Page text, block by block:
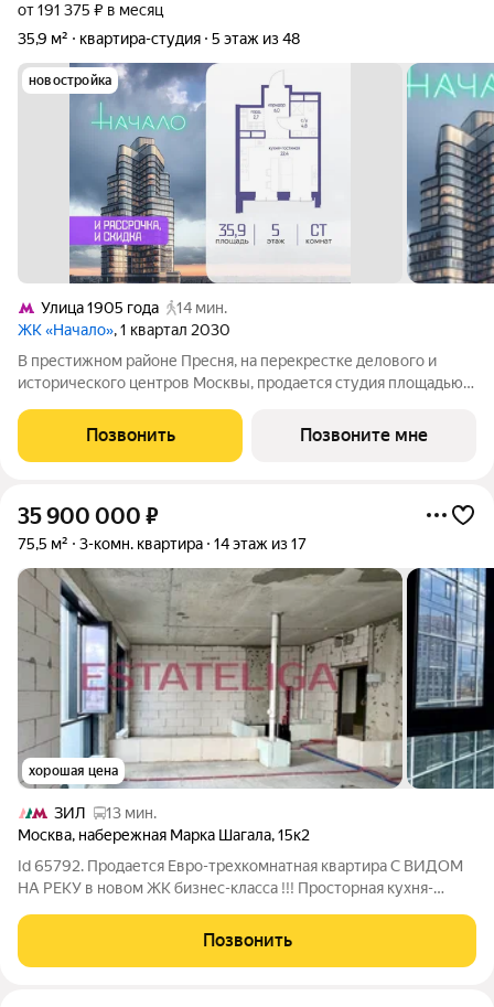
от 191 375 ₽ в месяц
35,9 м²
квартира-студия 5 этаж из 48
новостройка
Улица 1905 года
14 мин.
ЖК «Начало», 1 квартал 2030
В престижном районе Пресня, на перекрестке делового и
исторического центров Москвы, продается студия площадью
этажного дома, в новом элитном жилом комплексе «Начало»
от девелопера «Донстрой».
Позвонить Позвоните мне
35 900 000 ₽
75,5 м² 3-комн. квартира 14 этаж из 17
хорошая цена
ЗИЛ
13 мин.
Москва, набережная Марка Шагала,15к2
Id 65792. Продается Евро-трехкомнатная квартира С ВИДОМ
НА РЕКУ в новом ЖК бизнес-класса !!! Просторная кухня-
лучших жилых комплексов Москвы. 2 корпус. Квартира без
отделки для любых
Позвонить